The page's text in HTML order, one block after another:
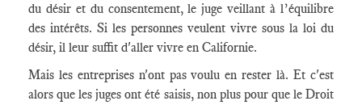
du désir et du consentement, le juge veillant à l’équilibre
des intérêts. Si les personnes veulent vivre sous la loi du
désir, il leur suffit d'aller vivre en Californie.
Mais les entreprises n'ont pas voulu en rester là. Et c'est
alors que les juges ont été saisis, non plus pour que le Droit